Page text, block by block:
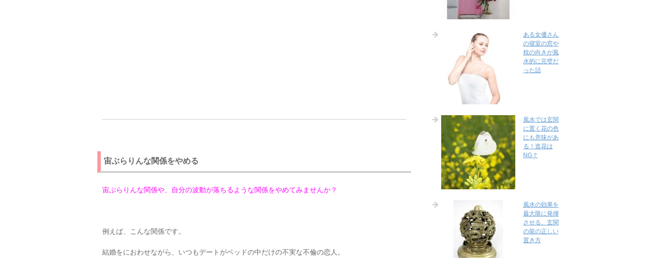
宙ぶらりんな関係をやめる
宙ぶらりんな関係や、自分の波動が落ちるような関係をやめてみませんか？
例えば、こんな関係です。
結婚をにおわせながら、いつもデートがベッドの中だけの不実な不倫の恋人。
ある女優さん
の寝室の窓や
枕の向きが風
水的に完璧だ
った話
風水では玄関
に置く花の色
にも意味があ
る！造花は
NG？
風水の効果を
最大限に発揮
させる、玄関
の龍の正しい
置き方